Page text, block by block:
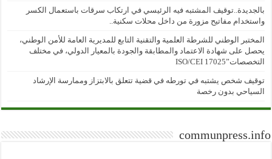
بالجديدة..توقيف المشتبه فيه الرئيسي في ارتكاب سرقات باستعمال الكسر
واستخدام مفاتيح مزورة من داخل محلات سكنية..
المختبر الوطني للشرطة العلمية والتقنية التابع للمديرية العامة للأمن الوطني،
يحصل على شهادة الاعتماد والمطابقة والجودة بالمعيار الدولي، في مختلف
التخصصات”ISO/CEI 17025
توقيف شخص يشتبه في تورطه في قضية تتعلق بالابتزاز وممارسة الإرشاد
السياحي بدون رخصة
communpress.info